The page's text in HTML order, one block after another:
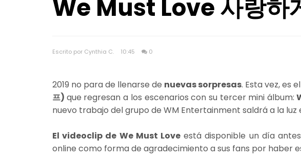
We Must Love 사랑하
Escrito por Cynthia C. 10:45 0
2019 no para de llenarse de nuevas sorpresas. Esta vez, es
프) que regresan a los escenarios con su tercer mini álbum:
nuevo trabajo del grupo de WM Entertainment saldrá a la luz
El videoclip de We Must Loveestá disponible un día
online como forma de agradecimiento a sus fans por haber